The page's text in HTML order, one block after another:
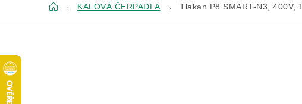
DomůKALOVÁ ČERPADLA Tlakan P8 SMART-N3, 400V,